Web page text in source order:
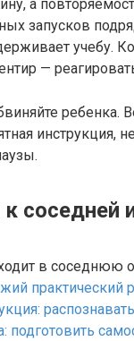
а
запусков
учебу.
—
инструкция,
соседней
в соседнюю
практический